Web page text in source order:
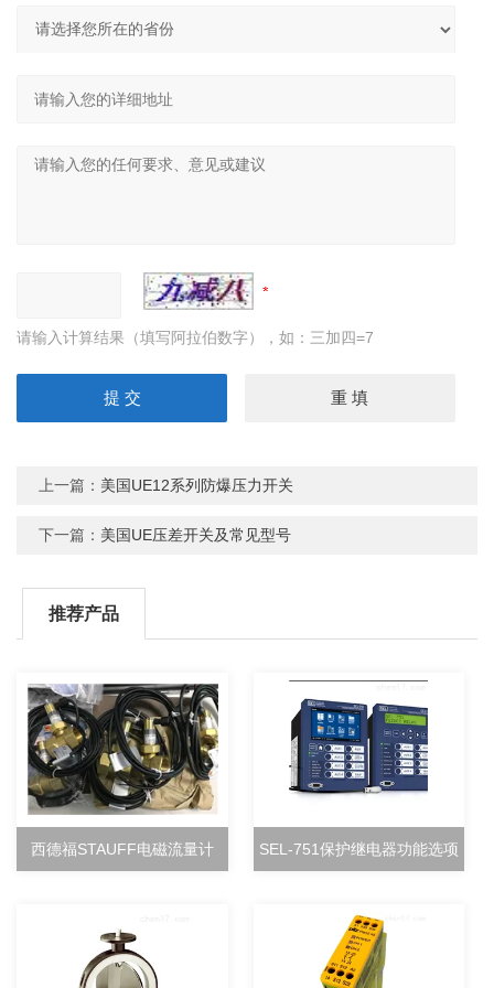
请输入计算结果（填写阿拉伯数字），如：三加四=7
上一篇： 美国UE12系列防爆压力开关
下一篇： 美国UE压差开关及常见型号
推荐产品
西德福STAUFF电磁流量计 SEL-751保护继电器功能选项